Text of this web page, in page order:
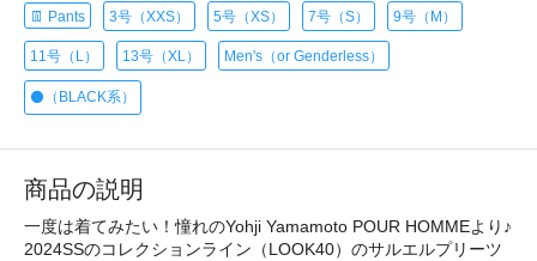
👖 Pants 3号（XXS） 5号（XS） 7号（S） 9号（M）
11号（L） 13号（XL） Men's（or Genderless）
⚫️（BLACK系）
商品の説明
一度は着てみたい！憧れのYohji Yamamoto POUR HOMMEより♪
2024SSのコレクションライン（LOOK40）のサルエルプリーツ